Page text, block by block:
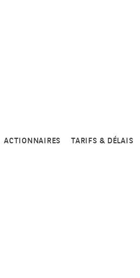
ACTIONNAIRES TARIFS & DÉLAIS